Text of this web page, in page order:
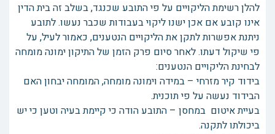
להלן רשימת הליקויים על פי התובע שכנגד, בשלב זה בית הדין
אינו קובע אם אכן ישנו ליקוי בעבודות שכבר נעשו. לתובע
ניתנת אפשרות לתקן את הליקויים הנטענים, כאמור לעיל, על
פי שיקול דעתו. לאחר סיום פרק הזמן של התיקון ימונה מומחה
לבחינת הליקויים הנטענים:
בידוד קיר מזרחי – במידה וימונה מומחה, המומחה יבחון האם
הבידוד נעשה על פי תוכנית.
בעיית איטום במחסן – התובע הודה כי קיימת בעיה וטען כי יש
ביכולתו לתקנה.